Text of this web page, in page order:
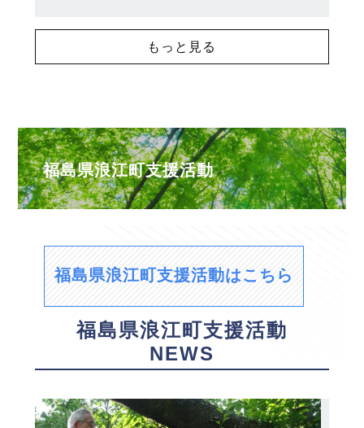
もっと見る
福島県浪江町支援活動
福島県浪江町支援活動はこちら
福島県浪江町支援活動
NEWS